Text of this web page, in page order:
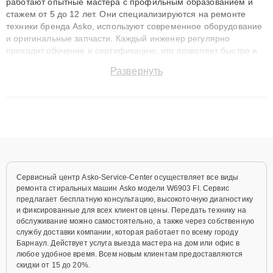
стажем от 5 до 12 лет. Они специализируются на ремонте
техники бренда Asko, используют современное оборудование
и оригинальные запчасти. Каждый инженер регулярно
проходит обучение и сертификацию, что позволяет быстро и
сохранением гарантии до 3 лет. Наши мастера решают
Развернуть
Сервисный центр Asko-Service-Center осуществляет все виды
ремонта стиральных машин Asko модели W6903 FI. Сервис
предлагает бесплатную консультацию, высокоточную диагностику
и фиксированные для всех клиентов цены. Передать технику на
обслуживание можно самостоятельно, а также через собственную
службу доставки компании, которая работает по всему городу
Барнаул. Действует услуга выезда мастера на дом или офис в
любое удобное время. Всем новым клиентам предоставляются
скидки от 15 до 20%.